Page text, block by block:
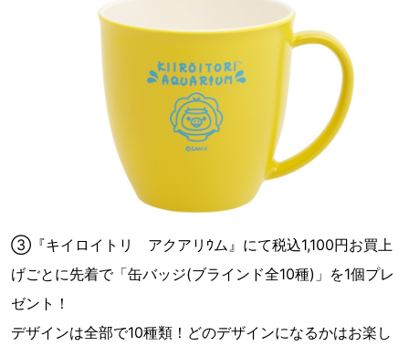
③『キイロイトリ アクアリｳム』にて税込1,100円お買上
げごとに先着で「缶バッジ(ブラインド全10種)」を1個プレ
ゼント！
デザインは全部で10種類！どのデザインになるかはお楽し